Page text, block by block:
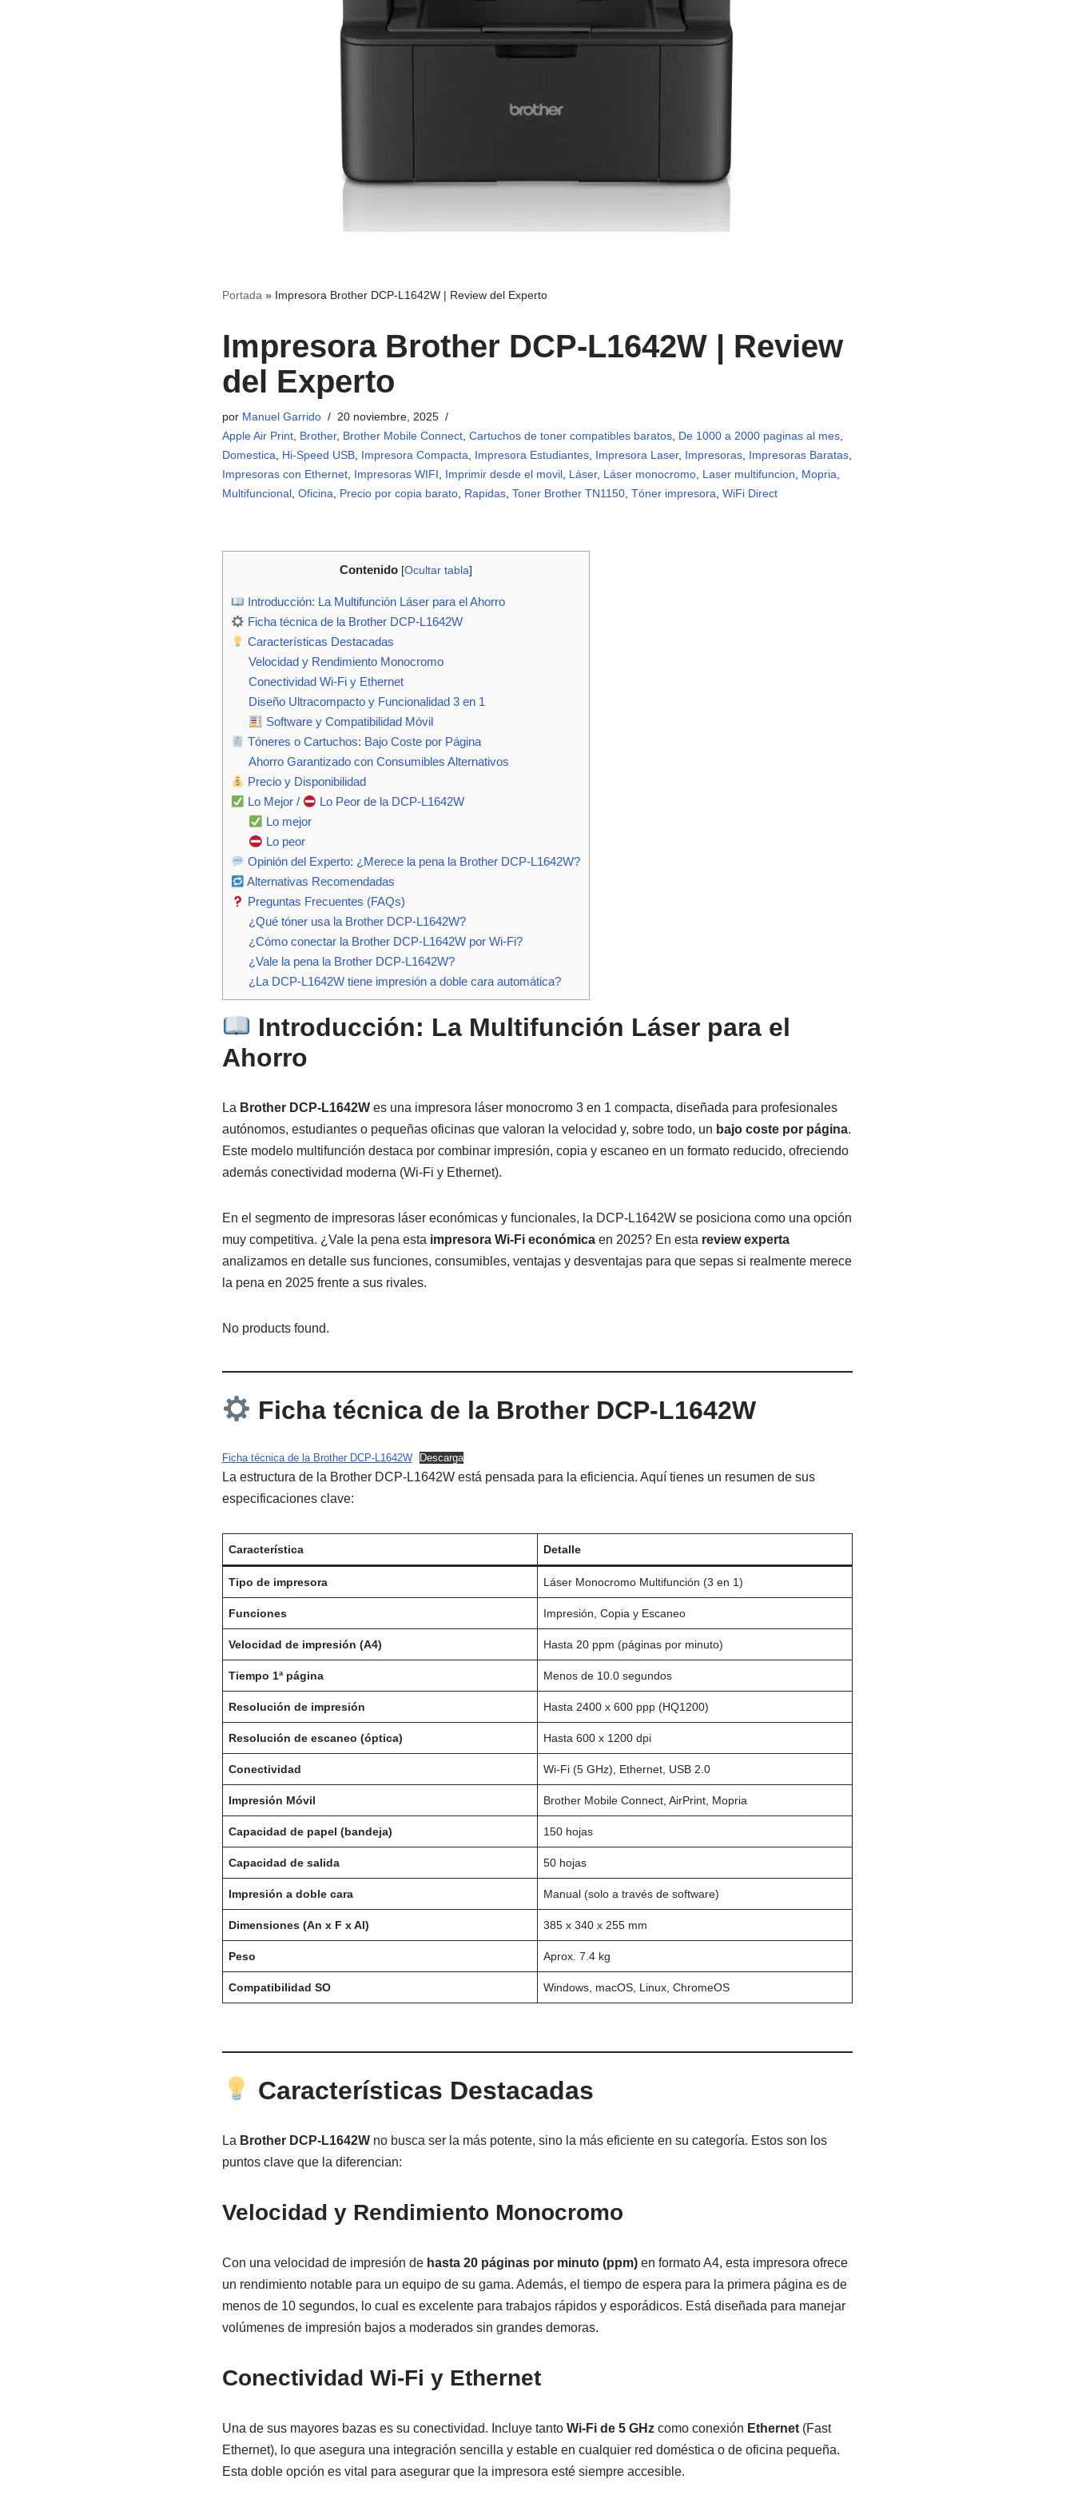
Portada » Impresora Brother DCP-L1642W | Review del Experto
Impresora Brother DCP-L1642W | Review
del Experto
por Manuel Garrido
20 noviembre, 2025
Apple Air Print, Brother, Brother Mobile Connect, Cartuchos de toner compatibles baratos, De 1000 a 2000 paginas al mes,
Domestica
Hi-Speed USB, Impresora Compacta Impresora Estudiantes, Impresora Laser, Impresoras, Impresoras Baratas,
Impresoras con Ethernet, Impresoras WIFI Imprimir desde el movil, Láser, Láser monocromo, Laser multifuncion Mopria
Multifuncional, Oficina Precio por copia barato, Rapidas, Toner Brother TN1150, Tóner impresora WiFi Direct
Contenido [Ocultar tabla]
Introducción: La Multifunción Láser para el Ahorro
Ficha técnica de la Brother DCP-L1642W
Características Destacadas
Velocidad y Rendimiento Monocromo
Conectividad Wi-Fi y Ethernet
Diseño Ultracompacto y Funcionalidad 3 en 1
Software y Compatibilidad Móvil
Tóneres o Cartuchos: Bajo Coste por Página
Ahorro Garantizado con Consumibles Alternativos
Precio y Disponibilidad
Lo Mejor /
Lo Peor de la DCP-L1642W
Lo mejor
Lo peor
Opinión del Experto: ¿Merece la pena la Brother DCP-L1642W?
Alternativas Recomendadas
Preguntas Frecuentes (FAQs)
¿Qué tóner usa la Brother DCP-L1642W?
¿Cómo conectar la Brother DCP-L1642W por Wi-Fi?
¿Vale la pena la Brother DCP-L1642W?
¿La DCP-L1642W tiene impresión a doble cara automática?
Introducción: La Multifunción Láser para el
Ahorro
La Brother DCP-L1642Wes una impresora láser monocromo 3 en 1 compacta, diseñada para profesionales
autónomos, estudiantes o pequeñas oficinas que valoran la velocidad y, sobre todo, un bajo coste por página.
Este modelo multifunción destaca por combinar impresión, copia y escaneo en un formato reducido, ofreciendo
además conectividad moderna (Wi-Fi y Ethernet).
En el segmento de impresoras láser económicas y funcionales, la DCP-L1642W se posiciona como una opción
muy competitiva. ¿Vale la pena esta impresora Wi-Fi económicaen 2025? En esta review experta
analizamos en detalle sus funciones, consumibles, ventajas y desventajas para que sepas si realmente merece
la pena en 2025 frente a sus rivales.
No products found.
Ficha técnica de la Brother DCP-L1642W
Ficha técnica de la Brother DCP-L1642W Descarga
La estructura de la Brother DCP-L1642W está pensada para la eficiencia. Aquí tienes un resumen de sus
especificaciones clave:
Característica Detalle
Tipo de impresora Láser Monocromo Multifunción (3 en 1)
Funciones Impresión, Copia y Escaneo
Velocidad de impresión (A4) Hasta 20 ppm (páginas por minuto)
Tiempo 1ª página Menos de 10.0 segundos
Resolución de impresión Hasta 2400 x 600 ppp (HQ1200)
Resolución de escaneo (óptica) Hasta 600 x 1200 dpi
Conectividad Wi-Fi (5 GHz), Ethernet, USB 2.0
Impresión Móvil Brother Mobile Connect, AirPrint, Mopria
Capacidad de papel (bandeja) 150 hojas
Capacidad de salida 50 hojas
Impresión a doble cara Manual (solo a través de software)
Dimensiones (An x F x Al) 385 x 340 x 255 mm
Peso Aprox. 7.4 kg
Compatibilidad SO Windows, macOS, Linux, ChromeOS
Características Destacadas
La Brother DCP-L1642Wno busca ser la más potente, sino la más eficiente en su categoría. Estos son los
puntos clave que la diferencian:
Velocidad y Rendimiento Monocromo
Con una velocidad de impresión de hasta 20 páginas por minuto (ppm)en formato A4, esta impresora ofrece
un rendimiento notable para un equipo de su gama. Además, el tiempo de espera para la primera página es de
menos de 10 segundos, lo cual es excelente para trabajos rápidos y esporádicos. Está diseñada para manejar
volúmenes de impresión bajos a moderados sin grandes demoras.
Conectividad Wi-Fi y Ethernet
Una de sus mayores bazas es su conectividad. Incluye tanto Wi-Fi de 5 GHzcomo conexión Ethernet(Fast
Ethernet), lo que asegura una integración sencilla y estable en cualquier red doméstica o de oficina pequeña.
Esta doble opción es vital para asegurar que la impresora esté siempre accesible.